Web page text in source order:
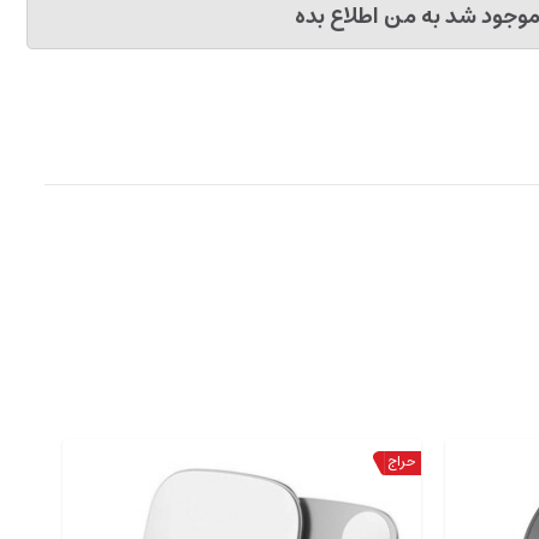
موجود شد به من اطلاع بده